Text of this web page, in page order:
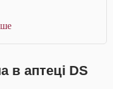
в аптеці DS